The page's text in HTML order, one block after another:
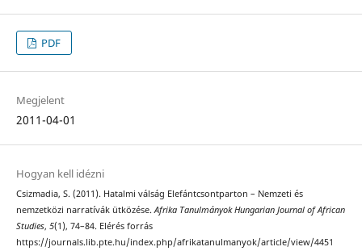
PDF
Megjelent
2011-04-01
Hogyan kell idézni
Csizmadia, S. (2011). Hatalmi válság Elefántcsontparton – Nemzeti és
nemzetközi narratívák ütközése.Afrika Tanulmányok Hungarian Journal of African
Studies, 5(1), 74–84. Elérés forrás
https://journals.lib.pte.hu/index.php/afrikatanulmanyok/article/view/4451